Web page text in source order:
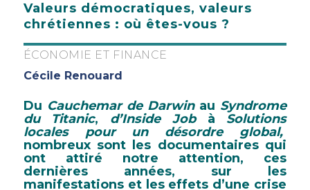
Valeurs démocratiques, valeurs
chrétiennes : où êtes-vous ?
ÉCONOMIE ET FINANCE
Cécile Renouard
Du Cauchemar de Darwinau Syndrome
du Titanic, d’Inside Jobà Solutions
locales pour un désordre global,
nombreux sont les documentaires qui
ont attiré notre attention, ces
dernières années, sur les
manifestations et les effets d’une crise